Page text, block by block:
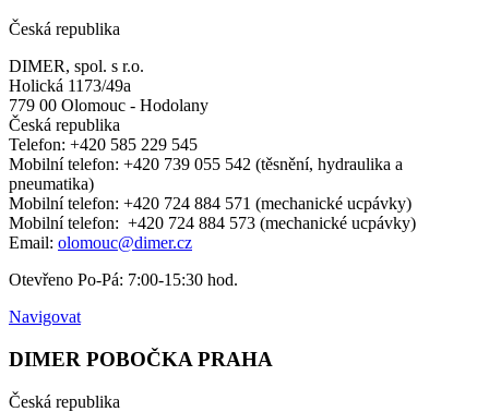
Česká republika
DIMER, spol. s r.o.
Holická 1173/49a
779 00 Olomouc - Hodolany
Česká republika
Telefon: +420 585 229 545
Mobilní telefon: +420 739 055 542 (těsnění, hydraulika a
pneumatika)
Mobilní telefon: +420 724 884 571 (mechanické ucpávky)
Mobilní telefon: +420 724 884 573 (mechanické ucpávky)
Email: olomouc@dimer.cz
Otevřeno Po-Pá: 7:00-15:30 hod.
Navigovat
DIMER POBOČKA PRAHA
Česká republika